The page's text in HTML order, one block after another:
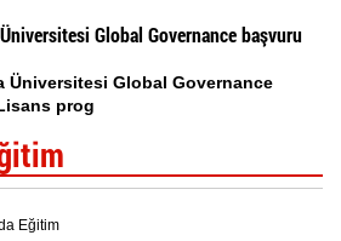
Global Governance başvuru
Üniversitesi Global Governance
prog
Eğitim